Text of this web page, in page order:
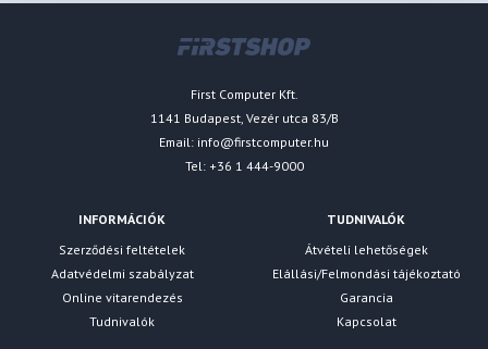
First Computer Kft.
1141 Budapest, Vezér utca 83/B
Email: info@firstcomputer.hu
Tel: +36 1 444-9000
INFORMÁCIÓK
Szerződési feltételek
Adatvédelmi szabályzat
Online vitarendezés
Tudnivalók
TUDNIVALÓK
Átvételi lehetőségek
Elállási/Felmondási tájékoztató
Garancia
Kapcsolat